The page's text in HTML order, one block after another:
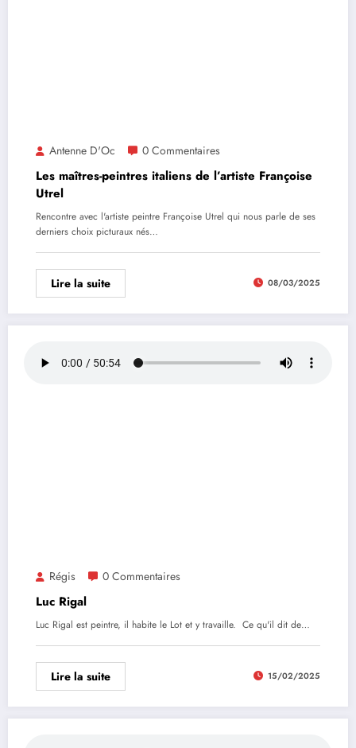
Antenne D'Oc 0 Commentaires
Les maîtres-peintres italiens de l’artiste Françoise
Utrel
Rencontre avec l'artiste peintre Françoise Utrel qui nous parle de ses
derniers choix picturaux nés…
Lire la suite 08/03/2025
Régis 0 Commentaires
Luc Rigal
Luc Rigal est peintre, il habite le Lot et y travaille. Ce qu'il dit de…
Lire la suite 15/02/2025